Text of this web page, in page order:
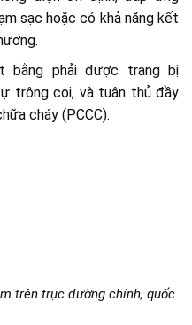
sạc hoặc có khả năng kết
bằng phải được trang bị
trông coi, và tuân thủ đầy
cháy (PCCC).
trên trục đường chính, quốc